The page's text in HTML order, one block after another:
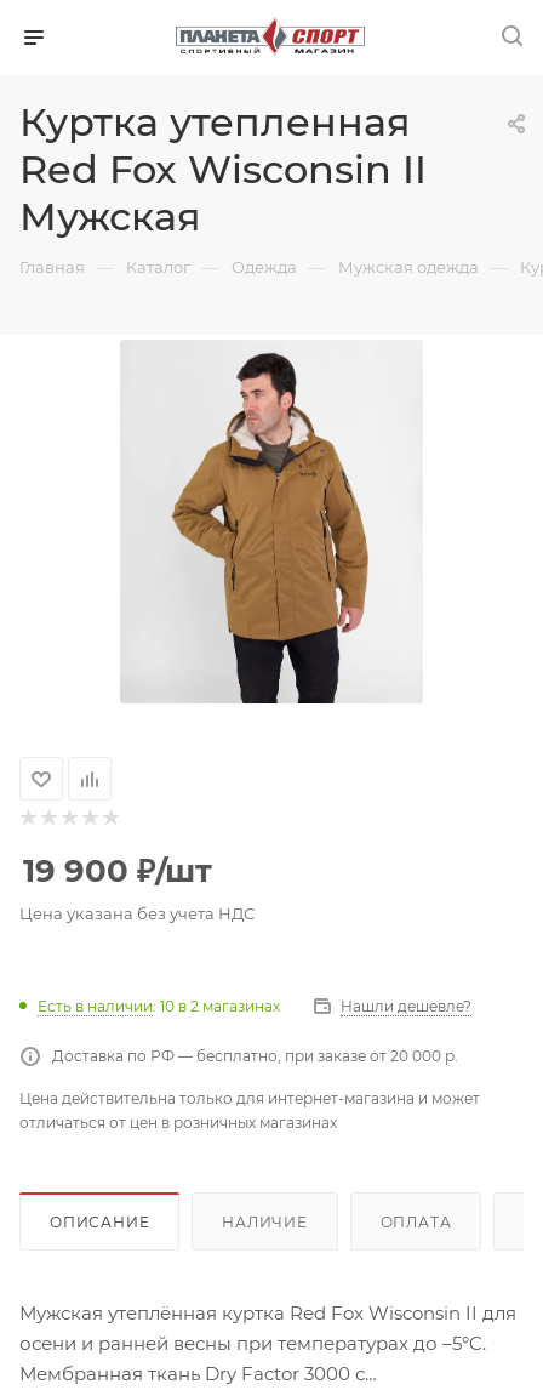
Куртка утепленная
Red Fox Wisconsin II
Мужская
Главная — Каталог — Одежда — Мужская одежда —
19 900 ₽/шт
Цена указана без учета НДС
Есть в наличии: 10 в 2 магазинах Нашли дешевле?
Доставка по РФ — бесплатно, при заказе от 20 000 р.
Цена действительна только для интернет-магазина и может
отличаться от цен в розничных магазинах
ОПИСАНИЕ НАЛИЧИЕ ОПЛАТА
Мужская утеплённая куртка Red Fox Wisconsin II для
осени и ранней весны при температурах до –5°C.
Мембранная ткань Dry Factor 3000 с